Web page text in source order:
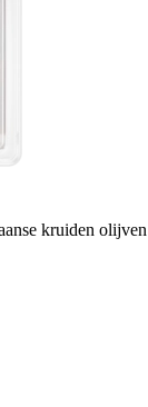
kruiden olijven